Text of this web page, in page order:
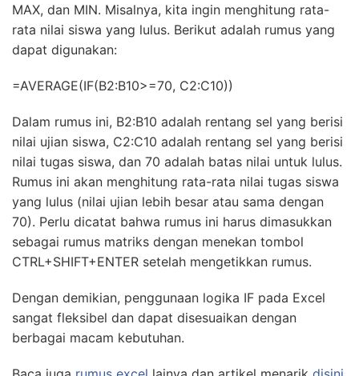
MAX, dan MIN. Misalnya, kita ingin menghitung rata-
rata nilai siswa yang lulus. Berikut adalah rumus yang
dapat digunakan:
=AVERAGE(IF(B2:B10>=70, C2:C10))
Dalam rumus ini, B2:B10 adalah rentang sel yang berisi
nilai ujian siswa, C2:C10 adalah rentang sel yang berisi
nilai tugas siswa, dan 70 adalah batas nilai untuk lulus.
Rumus ini akan menghitung rata-rata nilai tugas siswa
yang lulus (nilai ujian lebih besar atau sama dengan
70). Perlu dicatat bahwa rumus ini harus dimasukkan
sebagai rumus matriks dengan menekan tombol
CTRL+SHIFT+ENTER setelah mengetikkan rumus.
Dengan demikian, penggunaan logika IF pada Excel
sangat fleksibel dan dapat disesuaikan dengan
berbagai macam kebutuhan.